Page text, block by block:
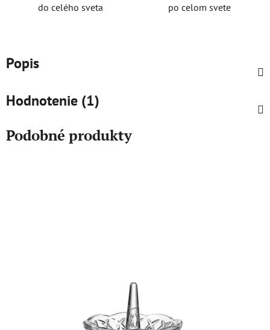
do celého sveta po celom svete
Popis
Hodnotenie (1)
Podobné produkty